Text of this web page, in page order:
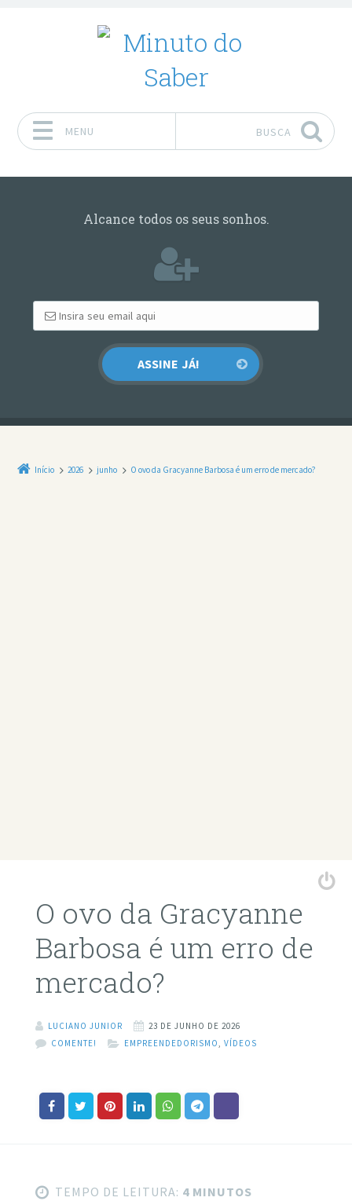
MENU BUSCA
Alcance todos os seus sonhos.
Início 2026 junho O ovo da Gracyanne Barbosa é um erro de mercado?
O ovo da Gracyanne
Barbosa é um erro de
mercado?
LUCIANO JUNIOR
23 DE JUNHO DE 2026
COMENTE!
EMPREENDEDORISMO VÍDEOS
TEMPO DE LEITURA: 4 MINUTOS